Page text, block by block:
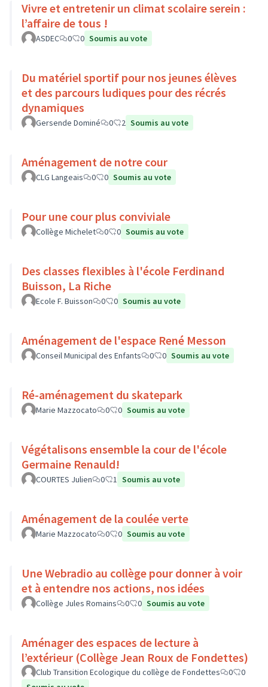
Vivre et entretenir un climat scolaire serein :
l’affaire de tous !
ASDEC 0 0 Soumis au vote
Du matériel sportif pour nos jeunes élèves
et des parcours ludiques pour des récrés
dynamiques
Gersende Dominé 0 2 Soumis au vote
Aménagement de notre cour
CLG Langeais 0 0 Soumis au vote
Pour une cour plus conviviale
Collège Michelet 0 0 Soumis au vote
Des classes flexibles à l'école Ferdinand
Buisson, La Riche
Ecole F. Buisson 0 0 Soumis au vote
Aménagement de l'espace René Messon
Conseil Municipal des Enfants 0 0 Soumis au vote
Ré-aménagement du skatepark
Marie Mazzocato 0 0 Soumis au vote
Végétalisons ensemble la cour de l'école
Germaine Renauld!
COURTES Julien 0 1 Soumis au vote
Aménagement de la coulée verte
Marie Mazzocato 0 0 Soumis au vote
Une Webradio au collège pour donner à voir
et à entendre nos actions, nos idées
Collège Jules Romains 0 0 Soumis au vote
Aménager des espaces de lecture à
l’extérieur (Collège Jean Roux de Fondettes)
Club Transition Ecologique du collège de Fondettes 0
0